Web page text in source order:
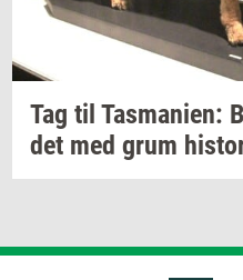
Tag til Tas­ma­ni­en:
det med grum